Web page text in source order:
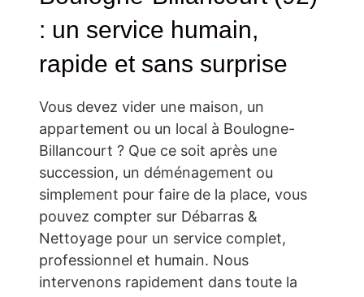
: un service humain,
rapide et sans surprise
Vous devez vider une maison, un
appartement ou un local à Boulogne-
Billancourt ? Que ce soit après une
succession, un déménagement ou
simplement pour faire de la place, vous
pouvez compter sur Débarras &
Nettoyage pour un service complet,
professionnel et humain. Nous
intervenons rapidement dans toute la